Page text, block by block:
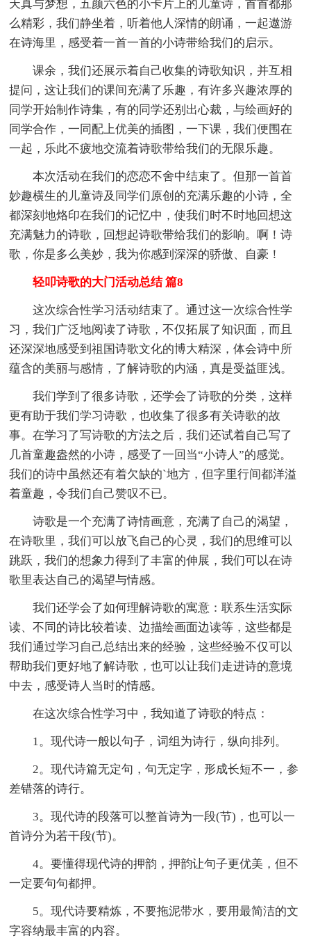
天真与梦想，五颜六色的小卡片上的儿童诗，首首都那
么精彩，我们静坐着，听着他人深情的朗诵，一起遨游
在诗海里，感受着一首一首的小诗带给我们的启示。
课余，我们还展示着自己收集的诗歌知识，并互相
提问，这让我们的课间充满了乐趣，有许多兴趣浓厚的
同学开始制作诗集，有的同学还别出心裁，与绘画好的
同学合作，一同配上优美的插图，一下课，我们便围在
一起，乐此不疲地交流着诗歌带给我们的无限乐趣。
本次活动在我们的恋恋不舍中结束了。但那一首首
妙趣横生的儿童诗及同学们原创的充满乐趣的小诗，全
都深刻地烙印在我们的记忆中，使我们时不时地回想这
充满魅力的诗歌，回想起诗歌带给我们的影响。啊！诗
歌，你是多么美妙，我为你感到深深的骄傲、自豪！
轻叩诗歌的大门活动总结 篇8
这次综合性学习活动结束了。通过这一次综合性学
习，我们广泛地阅读了诗歌，不仅拓展了知识面，而且
还深深地感受到祖国诗歌文化的博大精深，体会诗中所
蕴含的美丽与感情，了解诗歌的内涵，真是受益匪浅。
我们学到了很多诗歌，还学会了诗歌的分类，这样
更有助于我们学习诗歌，也收集了很多有关诗歌的故
事。在学习了写诗歌的方法之后，我们还试着自己写了
几首童趣盎然的小诗，感受了一回当“小诗人”的感觉。
我们的诗中虽然还有着欠缺的`地方，但字里行间都洋溢
着童趣，令我们自己赞叹不已。
诗歌是一个充满了诗情画意，充满了自己的渴望，
在诗歌里，我们可以放飞自己的心灵，我们的思维可以
跳跃，我们的想象力得到了丰富的伸展，我们可以在诗
歌里表达自己的渴望与情感。
我们还学会了如何理解诗歌的寓意：联系生活实际
读、不同的诗比较着读、边描绘画面边读等，这些都是
我们通过学习自己总结出来的经验，这些经验不仅可以
帮助我们更好地了解诗歌，也可以让我们走进诗的意境
中去，感受诗人当时的情感。
在这次综合性学习中，我知道了诗歌的特点：
1。现代诗一般以句子，词组为诗行，纵向排列。
2。现代诗篇无定句，句无定字，形成长短不一，参
差错落的诗行。
3。现代诗的段落可以整首诗为一段(节)，也可以一
首诗分为若干段(节)。
4。要懂得现代诗的押韵，押韵让句子更优美，但不
一定要句句都押。
5。现代诗要精炼，不要拖泥带水，要用最简洁的文
字容纳最丰富的内容。